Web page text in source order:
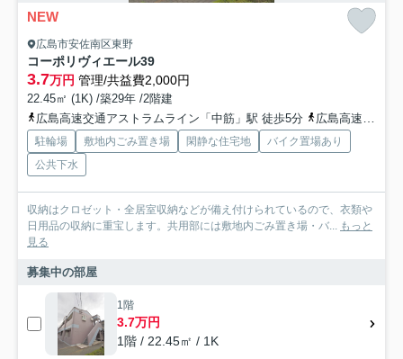
NEW
広島市安佐南区東野
コーポリヴィエール39
3.7万円 管理/共益費2,000円
22.45㎡ (1K) /築29年 /2階建
広島高速交通アストラムライン「中筋」駅 徒歩5分
広島高速交通アストラムライン「古市」駅 徒歩14分
駐輪場 敷地内ごみ置き場 閑静な住宅地
バイク置場あり
公共下水
収納はクロゼット・全居室収納などが備え付けられているので、衣類や
日用品の収納に重宝します。共用部には敷地内ごみ置き場・バ... もっと
見る
募集中の部屋
1階
3.7万円
1階 / 22.45㎡ / 1K